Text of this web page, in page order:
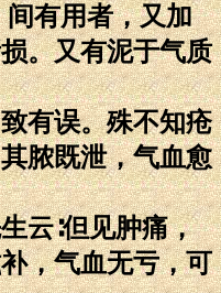
有用者，又加
。又有泥于气质
有误。殊不知疮
脓既泄，气血愈
云∶但见肿痛，
，气血无亏，可